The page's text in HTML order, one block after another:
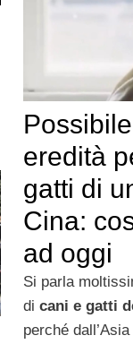
eredità
gatti di
Cina:
ad oggi
Si parla
di cani e gatti
perché